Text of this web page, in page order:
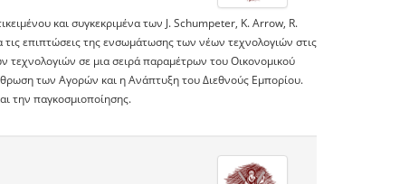
και συγκεκριμένα των J. Schumpeter, K. Arrow, R.
επιπτώσεις της ενσωμάτωσης των νέων τεχνολογιών στις
τεχνολογιών σε μια σειρά παραμέτρων του Οικονομικού
των Αγορών και η Ανάπτυξη του Διεθνούς Εμπορίου.
την παγκοσμιοποίησης.